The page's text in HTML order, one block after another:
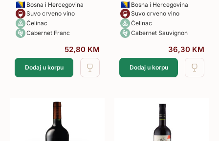
Bosna i Hercegovina
Suvo crveno vino
Čelinac
Cabernet Franc
52,80 KM
Dodaj u korpu
Bosna i Hercegovina
Suvo crveno vino
Čelinac
Cabernet Sauvignon
36,30 KM
Dodaj u korpu